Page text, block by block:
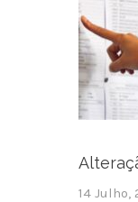
14 Julho,